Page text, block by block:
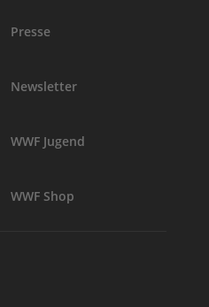
Presse
Newsletter
WWF Jugend
WWF Shop